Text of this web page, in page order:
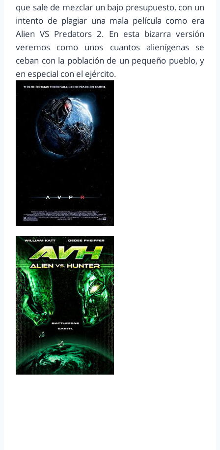
que sale de mezclar un bajo presupuesto, con un
intento de plagiar una mala película como era
Alien VS Predators 2. En esta bizarra versión
veremos como unos cuantos alienígenas se
ceban con la población de un pequeño pueblo, y
en especial con el ejército.